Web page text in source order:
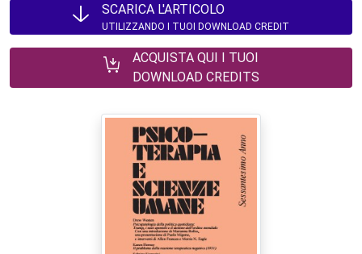
SCARICA L'ARTICOLO
UTILIZZANDO I TUOI DOWNLOAD CREDIT
ACQUISTA QUI I TUOI
DOWNLOAD CREDITS